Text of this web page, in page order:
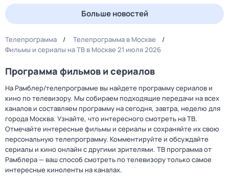
Больше новостей
Телепрограмма
Телепрограмма в Москве
Фильмы и сериалы на ТВ в Москве 21 июля 2026
Программа фильмов и сериалов
На Рамблер/телепрограмме вы найдете программу сериалов и
кино по телевизору. Мы собираем подходящие передачи на всех
каналов и составляем программу на сегодня, завтра, неделю для
города Москва. Узнайте, что интересного смотреть на ТВ.
Отмечайте интересные фильмы и сериалы и сохраняйте их свою
персональную телепрограмму. Комментируйте и обсуждайте
сериалы и кино онлайн с другими зрителями. ТВ программа от
Рамблера — ваш способ смотреть по телевизору только самое
интересные киноленты на каналах.